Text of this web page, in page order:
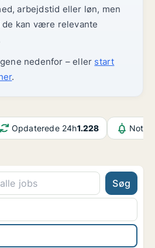
arbejdstid eller løn, men
kan være relevante
nedenfor – eller start
.
Opdaterede 24h1.228
Søg